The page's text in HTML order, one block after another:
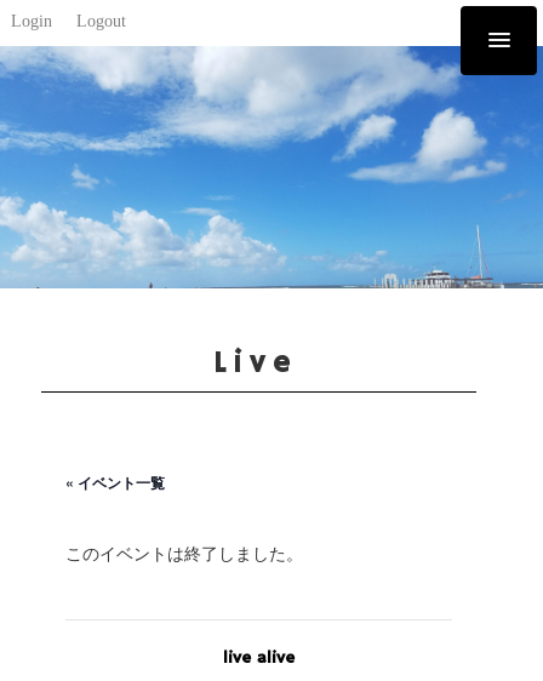
Login Logout
Live
« イベント一覧
このイベントは終了しました。
live alive